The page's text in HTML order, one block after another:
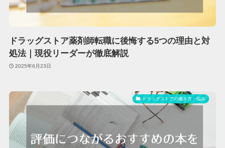
ドラッグストア薬剤師転職に後悔する5つの理由と対
処法｜現役リーダーが徹底解説
2025年6月23日
ドラッグストアの働き方・悩み